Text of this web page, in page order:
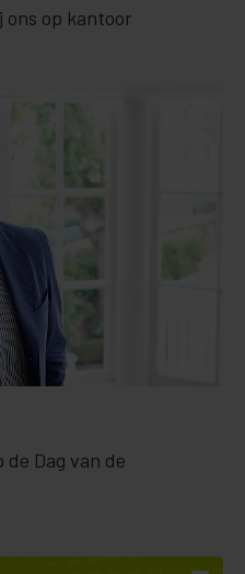
ons op kantoor
Dag van de